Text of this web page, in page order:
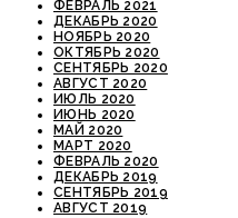
ФЕВРАЛЬ 2021
ДЕКАБРЬ 2020
НОЯБРЬ 2020
ОКТЯБРЬ 2020
СЕНТЯБРЬ 2020
АВГУСТ 2020
ИЮЛЬ 2020
ИЮНЬ 2020
МАЙ 2020
МАРТ 2020
ФЕВРАЛЬ 2020
ДЕКАБРЬ 2019
СЕНТЯБРЬ 2019
АВГУСТ 2019